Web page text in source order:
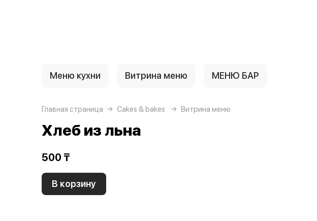
Меню кухни Витрина меню МЕНЮ БАР
Главная страница Cakes & bakes Витрина меню
Хлеб из льна
500 ₸
В корзину